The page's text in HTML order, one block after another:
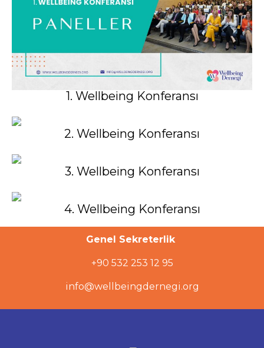
1. Wellbeing Konferansı
2. Wellbeing Konferansı
3. Wellbeing Konferansı
4. Wellbeing Konferansı
Genel Sekreterlik
+90 532 253 12 95
info@wellbeingdernegi.org